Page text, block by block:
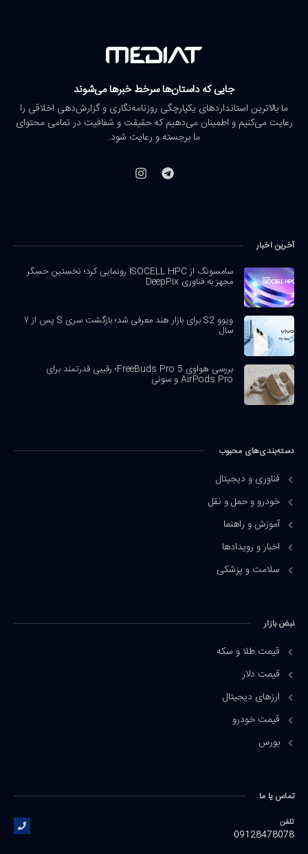
جایی که داستان‌ها سرخط خبرها می‌شوند
ما بالاترین استانداردهای یکپارچگی روزنامه‌نگاری و گزارش‌دهی اخلاقی را
رعایت می‌کنیم و اطمینان می‌دهیم که حقیقت و شفافیت در تمامی محتوای
ما برجسته و رعایت شود.
آخرین اخبار
سامسونگ از ISOCELL HPC رونمایی کرد؛ نخستین حسگر
مجهز به فناوری DeepPix
ویوو S2 برای بازار هند معرفی شد؛ بازگشت سری S پس از ۷
سال
بررسی هواوی FreeBuds Pro 5؛ رقیبی قدرتمند برای
AirPods Pro و سونی
دسته‌بندی‌های محبوب
فناوری و دیجیتال
خودرو و حمل و نقل
آموزش و راهنما
اخبار و رویدادها
سلامت و پزشکی
نبض بازار
قیمت طلا و سکه
قیمت دلار
ارزهای دیجیتال
قیمت خودرو
بورس
تماس یا ما
تلفن
09128478078